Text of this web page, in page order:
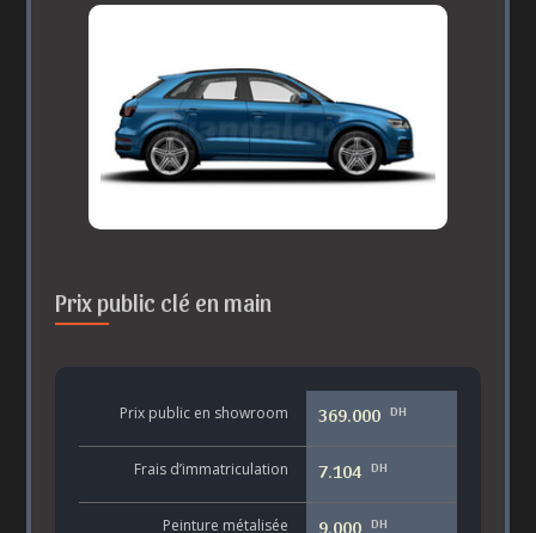
Prix public clé en main
Prix public en showroom 369.000 DH
Frais d’immatriculation 7.104 DH
Peinture métalisée 9.000 DH